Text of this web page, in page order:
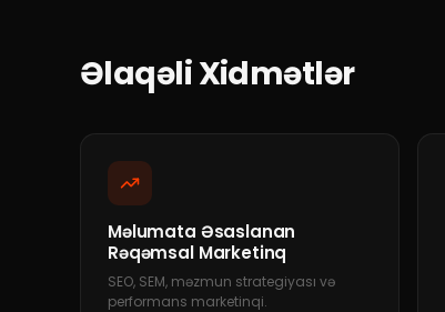
Əlaqəli Xidmətlər
Məlumata Əsaslanan
Rəqəmsal Marketinq
SEO, SEM, məzmun strategiyası və
performans marketinqi.